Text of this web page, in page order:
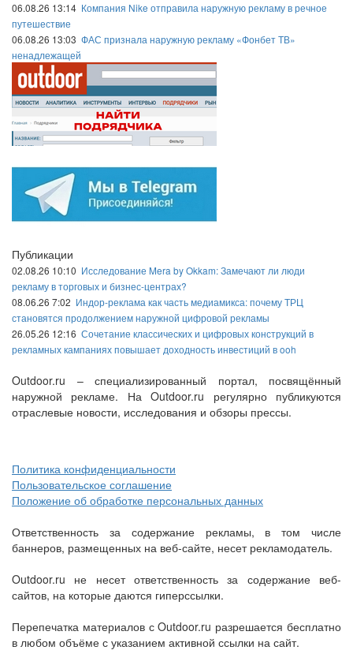
06.08.26 13:14 Компания Nike отправила наружную рекламу в речное
путешествие
06.08.26 13:03 ФАС признала наружную рекламу «Фонбет ТВ»
ненадлежащей
Публикации
02.08.26 10:10 Исследование Mera by Okkam: Замечают ли люди
рекламу в торговых и бизнес-центрах?
08.06.26 7:02 Индор-реклама как часть медиамикса: почему ТРЦ
становятся продолжением наружной цифровой рекламы
26.05.26 12:16 Сочетание классических и цифровых конструкций в
рекламных кампаниях повышает доходность инвестиций в ooh
Outdoor.ru – специализированный портал, посвящённый
наружной рекламе. На Outdoor.ru регулярно публикуются
отраслевые новости, исследования и обзоры прессы.
Политика конфиденциальности
Пользовательское соглашение
Положение об обработке персональных данных
Ответственность за содержание рекламы, в том числе
баннеров, размещенных на веб-сайте, несет рекламодатель.
Outdoor.ru не несет ответственность за содержание веб-
сайтов, на которые даются гиперссылки.
Перепечатка материалов с Outdoor.ru разрешается бесплатно
в любом объёме с указанием активной ссылки на сайт.